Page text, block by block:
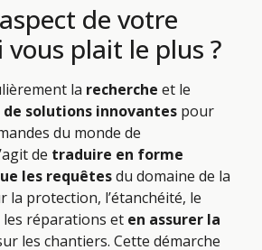
de votre
plait le plus ?
la recherche et le
solutions innovantes pour
du monde de
de traduire en forme
les requêtesdu domaine de la
protection, l’étanchéité, le
réparations et en assurer la
les chantiers. Cette démarche